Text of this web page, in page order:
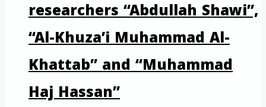
researchers “Abdullah Shawi”,
“Al-Khuza’i Muhammad Al-
Khattab” and “Muhammad
Haj Hassan”